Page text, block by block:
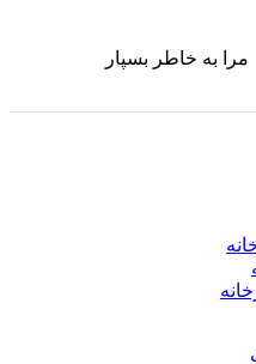
مرا به خاطر بسپار